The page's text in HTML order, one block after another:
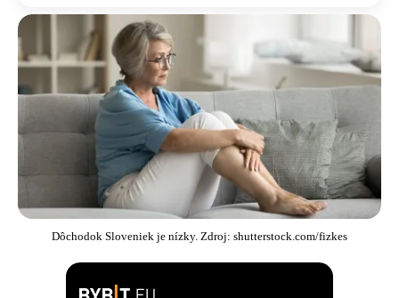
Dôchodok Sloveniek je nízky. Zdroj: shutterstock.com/fizkes